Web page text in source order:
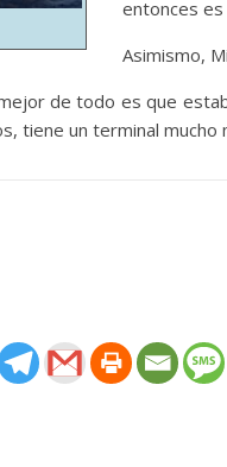
entonces
Asimismo,
de todo es que
tiene un terminal